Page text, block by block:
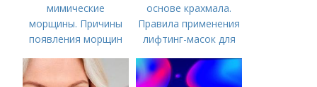
мимические
морщины. Причины
появления морщин
основе крахмала.
Правила применения
лифтинг-масок для